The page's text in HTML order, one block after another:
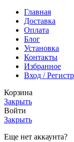
Главная
Доставка
Оплата
Блог
Установка
Контакты
Избранное
Вход /
Корзина
Закрыть
Войти
Закрыть
Еще нет аккаунта?